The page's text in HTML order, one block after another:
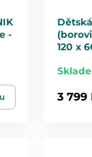
-
120 x
3 799